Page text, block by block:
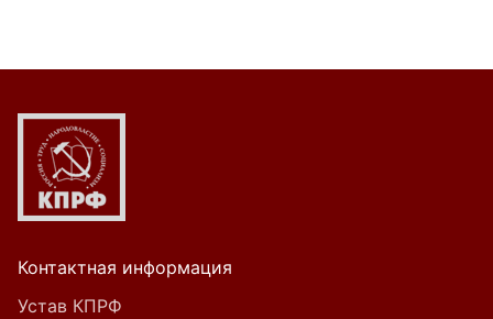
Контактная информация
Устав КПРФ